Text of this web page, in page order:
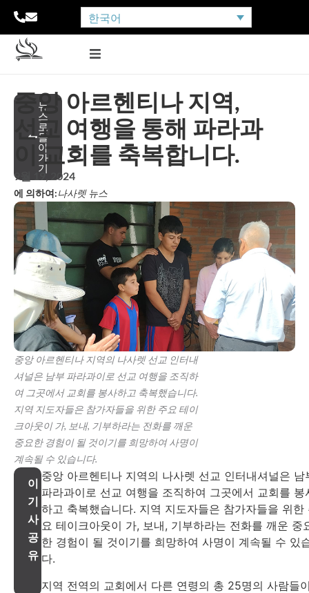
한국어
뉴
스
로
돌
아
가
기
중앙 아르헨티나 지역,
선교 여행을 통해 파라과
이 교회를 축복합니다.
9월 19, 2024
에 의하여:나사렛 뉴스
중앙 아르헨티나 지역의 나사렛 선교 인터내
셔널은 남부 파라과이로 선교 여행을 조직하
여 그곳에서 교회를 봉사하고 축복했습니다.
지역 지도자들은 참가자들을 위한 주요 테이
크아웃이 가, 보내, 기부하라는 전화를 깨운
중요한 경험이 될 것이기를 희망하여 사명이
계속될 수 있습니다.
이
기
사
공
유
중앙 아르헨티나 지역의 나사렛 선교 인터내셔널은 남
파라과이로 선교 여행을 조직하여 그곳에서 교회를 봉
하고 축복했습니다. 지역 지도자들은 참가자들을 위한
요 테이크아웃이 가, 보내, 기부하라는 전화를 깨운 중
한 경험이 될 것이기를 희망하여 사명이 계속될 수 있
다.
지역 전역의 교회에서 다른 연령의 총 25명의 사람들